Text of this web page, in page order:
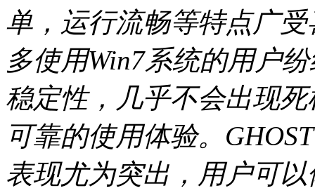
单，运行流畅等特点广
多使用Win7系统的用户
稳定性，几乎不会出现
可靠的使用体验。
表现尤为突出，用户可